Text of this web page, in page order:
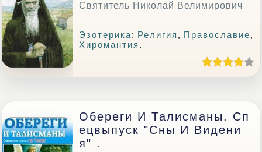
Святитель Николай Велимирович
Эзотерика: Религия , Православие,
Хиромантия .
Обереги И Талисманы. Сп
Ецвыпуск "Сны И Видени
Я" .